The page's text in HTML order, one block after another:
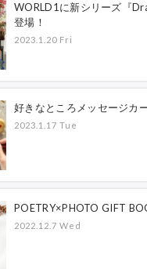
WORLD1に新シリーズ『
登場！
2023.1.20 Fri
好きなところメッセージカ
2023.1.17 Tue
POETRY×PHOTO GIFT
2022.12.7 Wed